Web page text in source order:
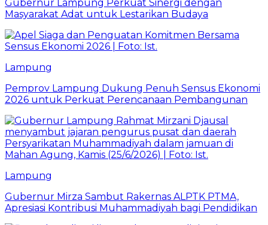
Gubernur Lampung Perkuat Sinergi dengan
Masyarakat Adat untuk Lestarikan Budaya
Lampung
Pemprov Lampung Dukung Penuh Sensus Ekonomi
2026 untuk Perkuat Perencanaan Pembangunan
Lampung
Gubernur Mirza Sambut Rakernas ALPTK PTMA,
Apresiasi Kontribusi Muhammadiyah bagi Pendidikan